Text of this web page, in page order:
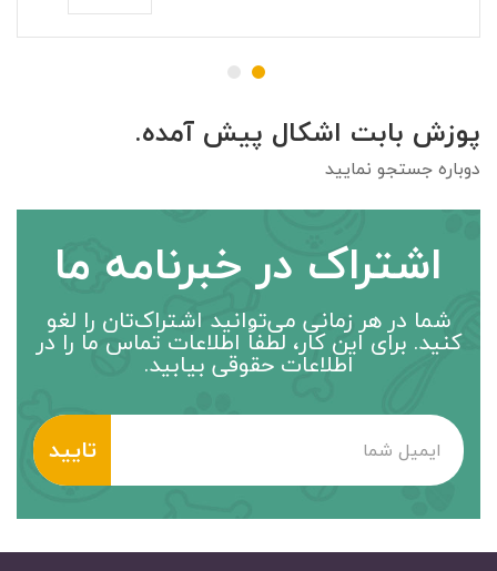
پوزش بابت اشکال پیش آمده.
دوباره جستجو نمایید
اشتراک در خبرنامه ما
شما در هر زمانی می‌توانید اشتراک‌تان را لغو
کنید. برای این کار، لطفاً اطلاعات تماس ما را در
اطلاعات حقوقی بیابید.